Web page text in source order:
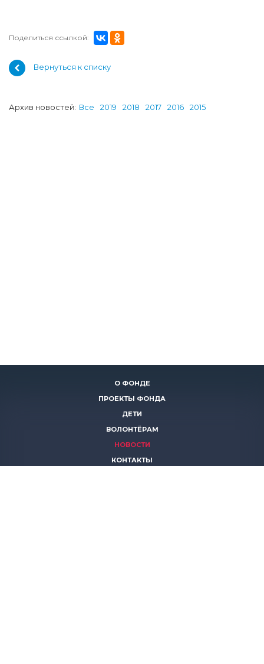
Поделиться ссылкой:
Вернуться к списку
Архив новостей: Все 2019 2018 2017 2016 2015
О ФОНДЕ
ПРОЕКТЫ ФОНДА
ДЕТИ
ВОЛОНТЁРАМ
НОВОСТИ
КОНТАКТЫ